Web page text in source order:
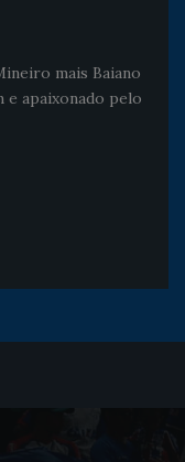
mais Baiano
e apaixonado pelo